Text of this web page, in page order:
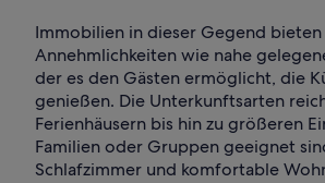
Immobilien in dieser Gegend
Annehmlichkeiten wie nahe
der es den Gästen ermöglicht, die
genießen. Die Unterkunftsarten
Ferienhäusern bis hin zu größeren
Familien oder Gruppen geeignet
Schlafzimmer und komfortable